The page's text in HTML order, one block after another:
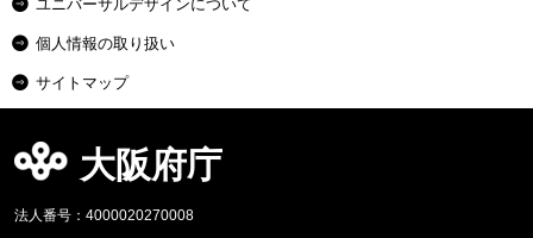
ユニバーサルデザインについて
個人情報の取り扱い
サイトマップ
大阪府庁
法人番号：4000020270008